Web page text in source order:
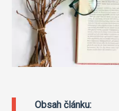
Obsah článku: